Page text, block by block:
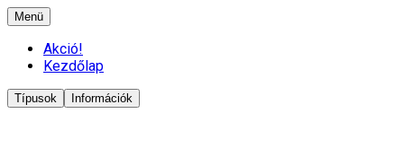
Menü
Akció!
Kezdőlap
Típusok Információk